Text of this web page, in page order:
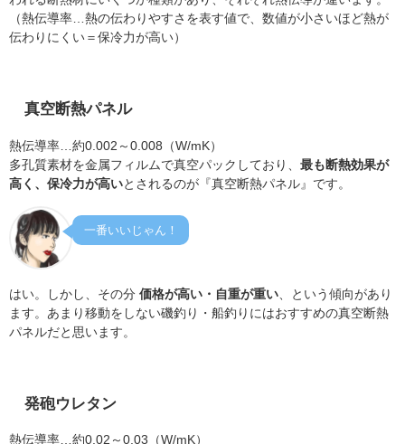
（熱伝導率…熱の伝わりやすさを表す値で、数値が小さいほど熱が
伝わりにくい＝保冷力が高い）
真空断熱パネル
熱伝導率…約0.002～0.008（W/mK）
多孔質素材を金属フィルムで真空パックしており、 最も断熱効果が
高く、保冷力が高い とされるのが『真空断熱パネル』です。
一番いいじゃん！
はい。しかし、その分 価格が高い・自重が重い 、という傾向があり
ます。あまり移動をしない磯釣り・船釣りにはおすすめの真空断熱
パネルだと思います。
発砲ウレタン
熱伝導率…約0.02～0.03（W/mK）